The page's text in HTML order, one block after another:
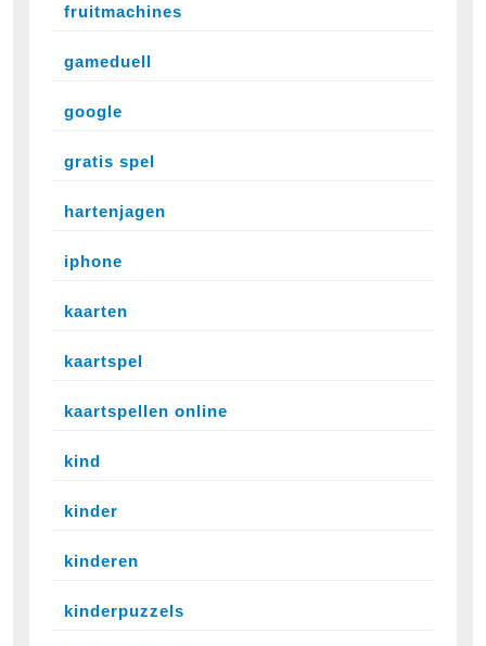
fruitmachines
gameduell
google
gratis spel
hartenjagen
iphone
kaarten
kaartspel
kaartspellen online
kind
kinder
kinderen
kinderpuzzels